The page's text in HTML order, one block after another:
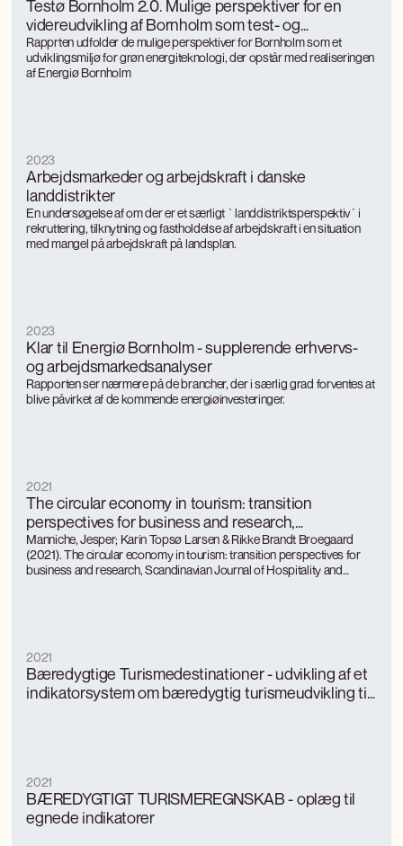
Testø Bornholm 2.0. Mulige perspektiver for en
videreudvikling af Bornholm som test- og
udviklingsmiljø for grøn energi og teknologi
Rapprten udfolder de mulige perspektiver for Bornholm som et
udviklingsmiljø for grøn energiteknologi, der opstår med realiseringen
af Energiø Bornholm
Arbejdsmarkeder og arbejdskraft i danske
landdistrikter
2023
En undersøgelse af om der er et særligt `landdistriktsperspektiv´ i
rekruttering, tilknytning og fastholdelse af arbejdskraft i en situation
med mangel på arbejdskraft på landsplan.
Klar til Energiø Bornholm - supplerende erhvervs-
og arbejdsmarkedsanalyser
2023
Rapporten ser nærmere på de brancher, der i særlig grad forventes at
blive påvirket af de kommende energiøinvesteringer.
The circular economy in tourism: transition
perspectives for business and research,
Scandinavian Journal of Hospitality and Tourism
2021
Manniche, Jesper; Karin Topsø Larsen & Rikke Brandt Broegaard
(2021). The circular economy in tourism: transition perspectives for
business and research, Scandinavian Journal of Hospitality and
Bæredygtige Turismedestinationer - udvikling af et
indikatorsystem om bæredygtig turismeudvikling til
2021
BÆREDYGTIGT TURISMEREGNSKAB - oplæg til
egnede indikatorer
2021